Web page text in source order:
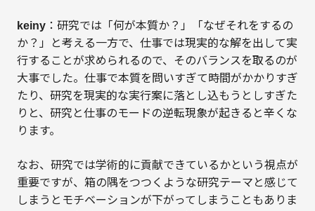
keiny：研究では「何が本質か？」「なぜそれをするの
か？」と考える一方で、仕事では現実的な解を出して実
行することが求められるので、そのバランスを取るのが
大事でした。仕事で本質を問いすぎて時間がかかりすぎ
たり、研究を現実的な実行案に落とし込もうとしすぎた
りと、研究と仕事のモードの逆転現象が起きると辛くな
ります。
なお、研究では学術的に貢献できているかという視点が
重要ですが、箱の隅をつつくような研究テーマと感じて
しまうとモチベーションが下がってしまうこともありま